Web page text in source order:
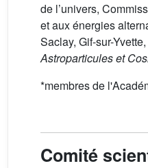
de l’univers,
et aux énergies
Saclay, Gif-sur-
Astroparticules et
*membres de
Comité